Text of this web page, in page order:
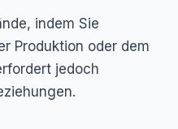
indem Sie
Produktion oder dem
jedoch